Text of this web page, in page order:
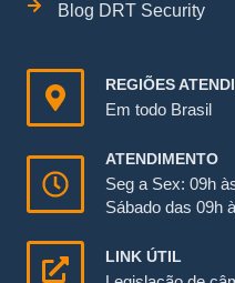
Blog DRT Security
REGIÕES
Em todo Brasil
ATENDIMENTO
Seg a Sex: 09h
Sábado das 09h
LINK ÚTIL